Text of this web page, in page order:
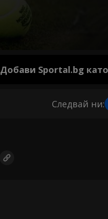
Добави Sportal.bg
Следвай ни: